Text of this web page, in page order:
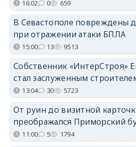
16:02 0 659
В Севастополе повреждены
при отражении атаки БПЛА
15:00 13 9513
Собственник «ИнтерСтроя»
стал заслуженным
13:04 30 5723
От руин до визитной
преображался Приморский
11:00 5 1794